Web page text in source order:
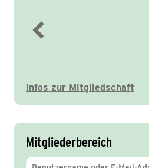
Infos zur Mitgliedschaft
Mitgliederbereich